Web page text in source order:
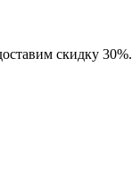
скидку 30%.